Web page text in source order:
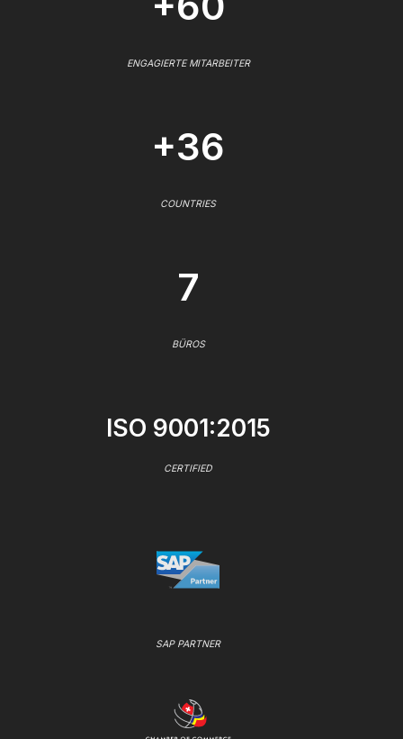
ENGAGIERTE MITARBEITER
+36
COUNTRIES
7
BÜROS
ISO 9001:2015
CERTIFIED
SAP PARTNER